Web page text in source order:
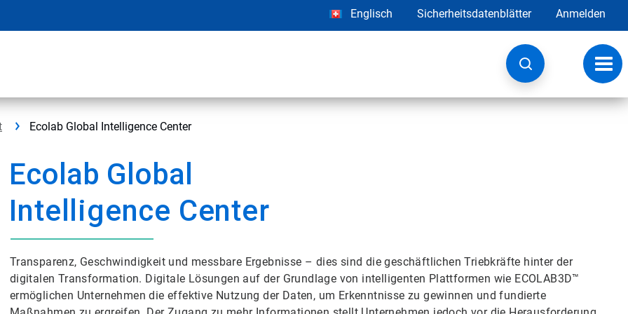
Englisch Sicherheitsdatenblätter Anmelden
Ecolab Global Intelligence Center
Ecolab Global
Intelligence Center
Transparenz, Geschwindigkeit und messbare Ergebnisse – dies sind die geschäftlichen Triebkräfte hinter der
digitalen Transformation. Digitale Lösungen auf der Grundlage von intelligenten Plattformen wie ECOLAB3D™
ermöglichen Unternehmen die effektive Nutzung der Daten, um Erkenntnisse zu gewinnen und fundierte